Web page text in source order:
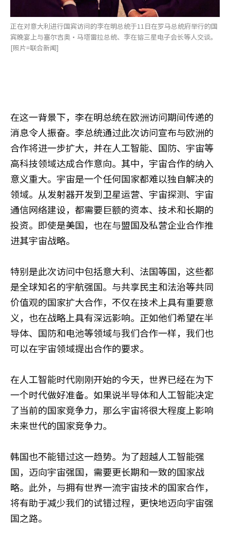
正在对意大利进行国宾访问的李在明总统于11日在罗马总统府举行的国
宾晚宴上与塞尔吉奥·马塔雷拉总统、李在镕三星电子会长等人交谈。
[照片=联合新闻]
在这一背景下，李在明总统在欧洲访问期间传递的
消息令人振奋。李总统通过此次访问宣布与欧洲的
合作将进一步扩大，并在人工智能、国防、宇宙等
高科技领域达成合作意向。其中，宇宙合作的纳入
意义重大。宇宙是一个任何国家都难以独自解决的
领域。从发射器开发到卫星运营、宇宙探测、宇宙
通信网络建设，都需要巨额的资本、技术和长期的
投资。即使是美国，也在与盟国及私营企业合作推
进其宇宙战略。
特别是此次访问中包括意大利、法国等国，这些都
是全球知名的宇航强国。与共享民主和法治等共同
价值观的国家扩大合作，不仅在技术上具有重要意
义，也在战略上具有深远影响。正如他们希望在半
导体、国防和电池等领域与我们合作一样，我们也
可以在宇宙领域提出合作的要求。
在人工智能时代刚刚开始的今天，世界已经在为下
一个时代做好准备。如果说半导体和人工智能决定
了当前的国家竞争力，那么宇宙将很大程度上影响
未来世代的国家竞争力。
韩国也不能错过这一趋势。为了超越人工智能强
国，迈向宇宙强国，需要更长期和一致的国家战
略。此外，与拥有世界一流宇宙技术的国家合作，
将有助于减少我们的试错过程，更快地迈向宇宙强
国之路。